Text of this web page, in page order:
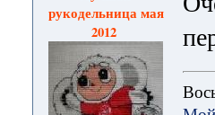
рукодельница мая
2012